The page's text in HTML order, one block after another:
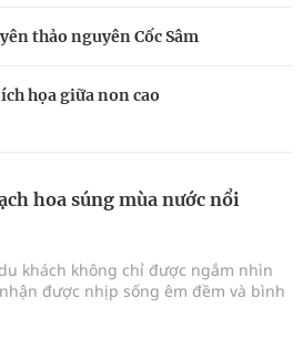
thảo nguyên Cốc Sâm
họa giữa non cao
hoa súng mùa nước nổi
khách không chỉ được ngắm nhìn
được nhịp sống êm đềm và bình